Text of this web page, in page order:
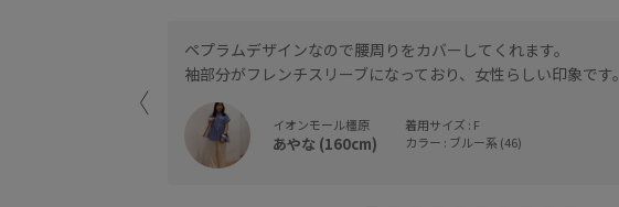
ペプラムデザインなので腰周りをカバーしてくれます。
袖部分がフレンチスリーブになっており、女性らしい印象です。
イオンモール橿原
あやな (160cm)
着用サイズ : F
カラー : ブルー系 (46)